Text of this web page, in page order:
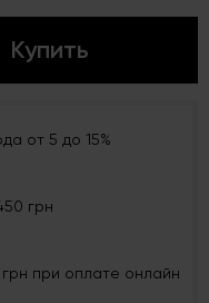
Купить
от 5 до 15%
грн
при оплате онлайн